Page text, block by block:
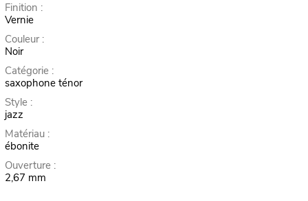
Finition :
Vernie
Couleur :
Noir
Catégorie :
saxophone ténor
Style :
jazz
Matériau :
ébonite
Ouverture :
2,67 mm